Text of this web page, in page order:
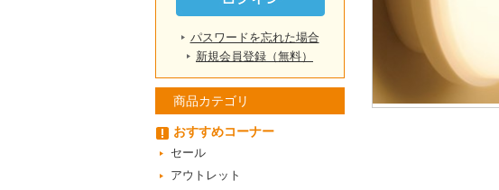
パスワードを忘れた場合
新規会員登録（無料）
商品カテゴリ
おすすめコーナー
セール
アウトレット